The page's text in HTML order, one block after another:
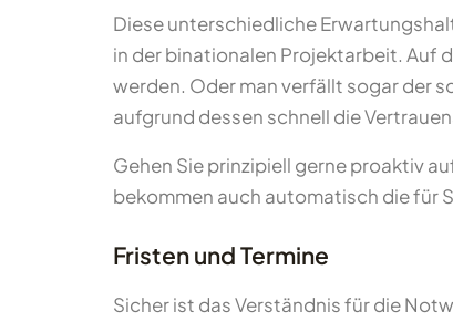
Diese unterschiedliche
in der binationalen Projektarbeit. Auf
werden. Oder man verfällt sogar der
aufgrund dessen schnell die
Gehen Sie prinzipiell gerne proaktiv
bekommen auch automatisch die für
Fristen und Termine
Sicher ist das Verständnis für die